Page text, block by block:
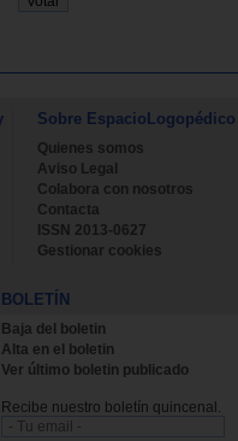
Sobre EspacioLogopédico
Quienes somos
Aviso Legal
Colabora con nosotros
Contacta
ISSN 2013-0627
Gestionar cookies
BOLETÍN
Baja del boletin
Alta en el boletin
Ver último boletin publicado
Recibe nuestro boletín quincenal.